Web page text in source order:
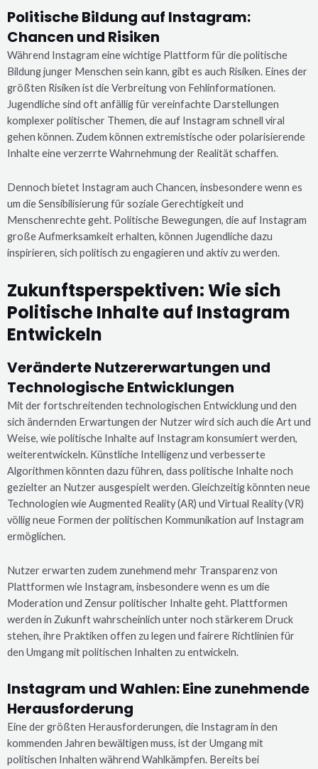
Politische Bildung auf Instagram:
Chancen und Risiken
Während Instagram eine wichtige Plattform für die politische
Bildung junger Menschen sein kann, gibt es auch Risiken. Eines der
größten Risiken ist die Verbreitung von Fehlinformationen.
Jugendliche sind oft anfällig für vereinfachte Darstellungen
komplexer politischer Themen, die auf Instagram schnell viral
gehen können. Zudem können extremistische oder polarisierende
Inhalte eine verzerrte Wahrnehmung der Realität schaffen.
Dennoch bietet Instagram auch Chancen, insbesondere wenn es
um die Sensibilisierung für soziale Gerechtigkeit und
Menschenrechte geht. Politische Bewegungen, die auf Instagram
große Aufmerksamkeit erhalten, können Jugendliche dazu
inspirieren, sich politisch zu engagieren und aktiv zu werden.
Zukunftsperspektiven: Wie sich
Politische Inhalte auf Instagram
Entwickeln
Veränderte Nutzererwartungen und
Technologische Entwicklungen
Mit der fortschreitenden technologischen Entwicklung und den
sich ändernden Erwartungen der Nutzer wird sich auch die Art und
Weise, wie politische Inhalte auf Instagram konsumiert werden,
weiterentwickeln. Künstliche Intelligenz und verbesserte
Algorithmen könnten dazu führen, dass politische Inhalte noch
gezielter an Nutzer ausgespielt werden. Gleichzeitig könnten neue
Technologien wie Augmented Reality (AR) und Virtual Reality (VR)
völlig neue Formen der politischen Kommunikation auf Instagram
ermöglichen.
Nutzer erwarten zudem zunehmend mehr Transparenz von
Plattformen wie Instagram, insbesondere wenn es um die
Moderation und Zensur politischer Inhalte geht. Plattformen
werden in Zukunft wahrscheinlich unter noch stärkerem Druck
stehen, ihre Praktiken offen zu legen und fairere Richtlinien für
den Umgang mit politischen Inhalten zu entwickeln.
Instagram und Wahlen: Eine zunehmende
Herausforderung
Eine der größten Herausforderungen, die Instagram in den
kommenden Jahren bewältigen muss, ist der Umgang mit
politischen Inhalten während Wahlkämpfen. Bereits bei